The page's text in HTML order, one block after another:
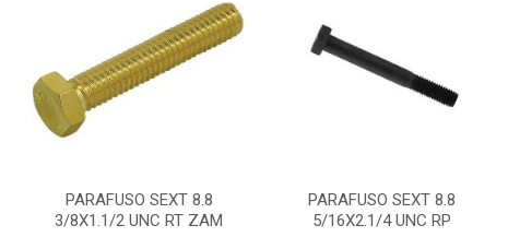
PARAFUSO SEXT 8.8
3/8X1.1/2 UNC RT ZAM
PARAFUSO SEXT 8.8
5/16X2.1/4 UNC RP